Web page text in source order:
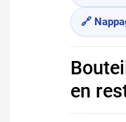
🔗
en